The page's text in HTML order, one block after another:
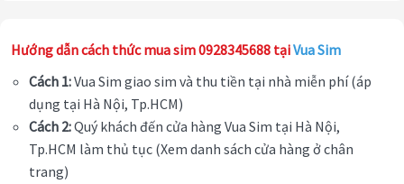
Hướng dẫn cách thức mua sim 0928345688 tạiVua Sim
Cách 1:Vua Sim giao sim và thu tiền tại nhà miễn phí (áp
dụng tại Hà Nội, Tp.HCM)
Cách 2:Quý khách đến cửa hàng Vua Sim tại Hà Nội,
Tp.HCM làm thủ tục (Xem danh sách cửa hàng ở chân
trang)